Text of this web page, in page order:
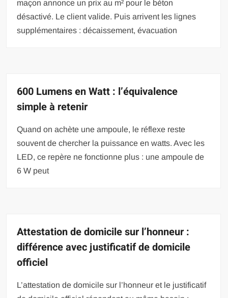
maçon annonce un prix au m² pour le béton
désactivé. Le client valide. Puis arrivent les lignes
supplémentaires : décaissement, évacuation
600 Lumens en Watt : l’équivalence
simple à retenir
Quand on achète une ampoule, le réflexe reste
souvent de chercher la puissance en watts. Avec les
LED, ce repère ne fonctionne plus : une ampoule de
6 W peut
Attestation de domicile sur l’honneur :
différence avec justificatif de domicile
officiel
L’attestation de domicile sur l’honneur et le justificatif